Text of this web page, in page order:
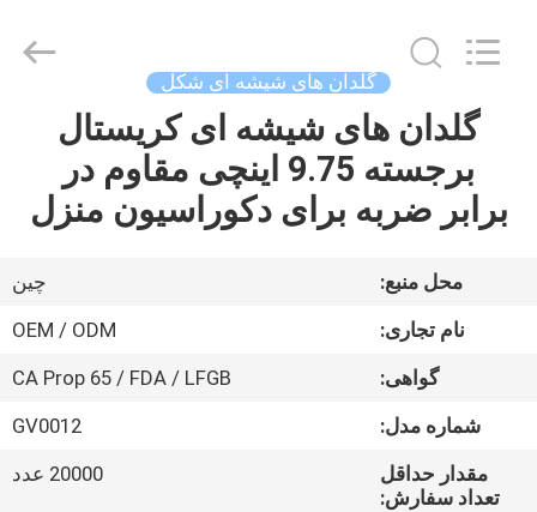
صفحه
اصلی
درباره
HOME
PRODUCTS
گلدان های شیشه ای شکل
گلدان های شیشه ای کریستال
برجسته 9.75 اینچی مقاوم در
برابر ضربه برای دکوراسیون منزل
محل منبع:
چین
نام تجاری:
OEM / ODM
گواهی:
CA Prop 65 / FDA / LFGB
شماره مدل:
GV0012
مقدار حداقل
تعداد سفارش:
20000 عدد